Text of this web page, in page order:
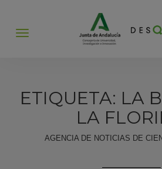
Abrir
ETIQUETA: LA
LA
AGENCIA DE NOTICIAS DE